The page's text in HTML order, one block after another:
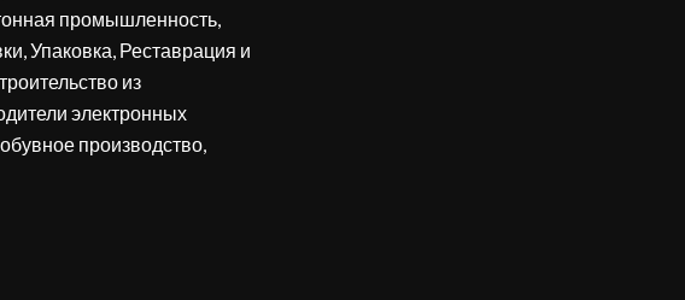
промышленность,
Упаковка, Реставрация и
из
электронных
производство,